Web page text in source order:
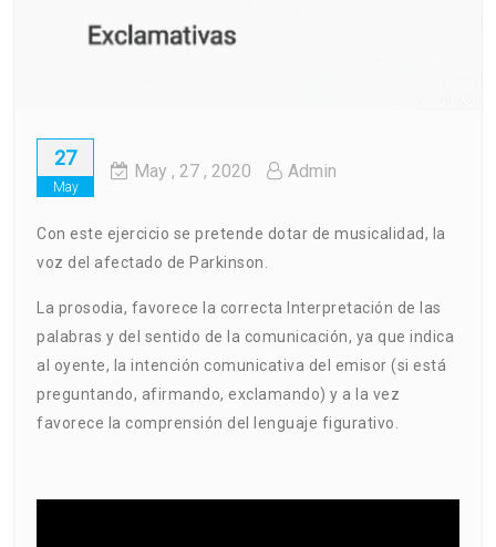
27
May
May , 27 , 2020 Admin
Con este ejercicio se pretende dotar de musicalidad, la
voz del afectado de Parkinson.
La prosodia, favorece la correcta Interpretación de las
palabras y del sentido de la comunicación, ya que indica
al oyente, la intención comunicativa del emisor (si está
preguntando, afirmando, exclamando) y a la vez
favorece la comprensión del lenguaje figurativo.